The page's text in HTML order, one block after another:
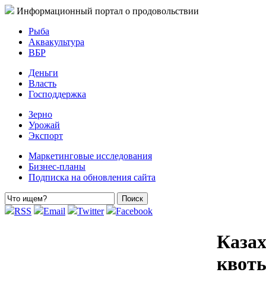
Информационный портал о продовольствии
Рыба
Аквакультура
ВБР
Деньги
Власть
Господдержка
Зерно
Урожай
Экспорт
Маркетинговые исследования
Бизнес-планы
Подписка на обновления сайта
RSS Email Twitter Facebook